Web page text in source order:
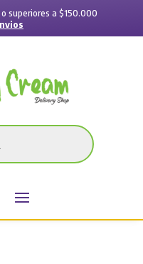
superiores a $150.000